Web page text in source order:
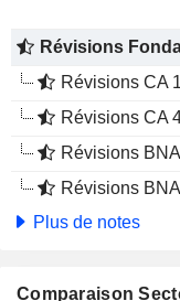
Révisions
Révisions CA
Révisions CA
Révisions
Révisions
Plus de notes
Comparaison